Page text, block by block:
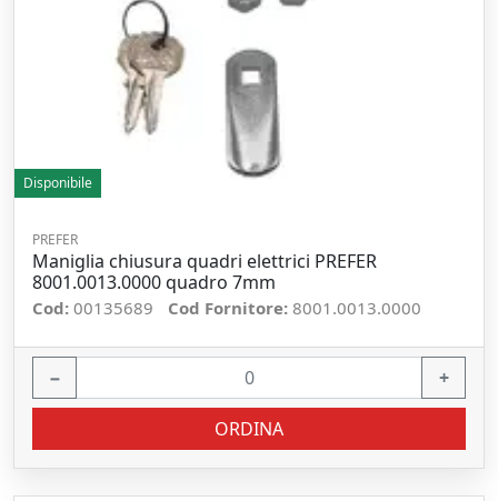
Disponibile
PREFER
Maniglia chiusura quadri elettrici PREFER
8001.0013.0000 quadro 7mm
Cod: 00135689 Cod Fornitore: 8001.0013.0000
− +
ORDINA